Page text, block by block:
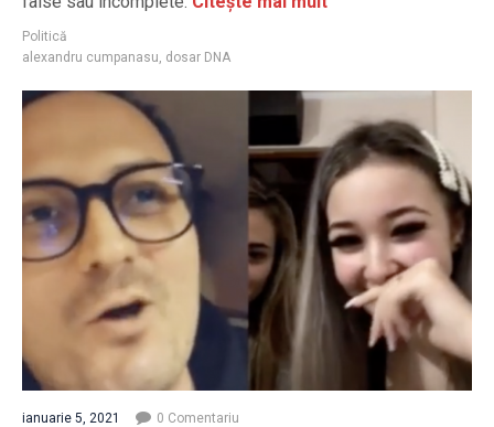
Politică
alexandru cumpanasu, dosar DNA
ianuarie 5, 2021 0 Comentariu